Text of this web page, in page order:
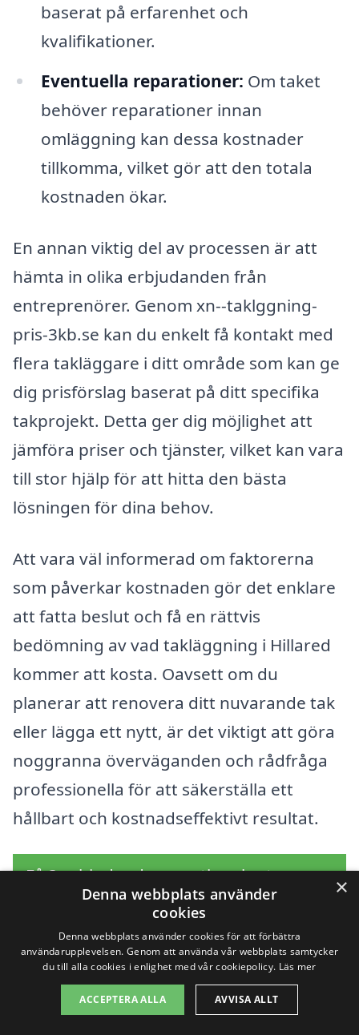
baserat på erfarenhet och
kvalifikationer.
Eventuella reparationer: Om taket
behöver reparationer innan
omläggning kan dessa kostnader
tillkomma, vilket gör att den totala
kostnaden ökar.
En annan viktig del av processen är att
hämta in olika erbjudanden från
entreprenörer. Genom xn--taklggning-
pris-3kb.se kan du enkelt få kontakt med
flera takläggare i ditt område som kan ge
dig prisförslag baserat på ditt specifika
takprojekt. Detta ger dig möjlighet att
jämföra priser och tjänster, vilket kan vara
till stor hjälp för att hitta den bästa
lösningen för dina behov.
Att vara väl informerad om faktorerna
som påverkar kostnaden gör det enklare
att fatta beslut och få en rättvis
bedömning av vad takläggning i Hillared
kommer att kosta. Oavsett om du
planerar att renovera ditt nuvarande tak
eller lägga ett nytt, är det viktigt att göra
noggranna överväganden och rådfråga
professionella för att säkerställa ett
hållbart och kostnadseffektivt resultat.
Få 3 erbjudanden, gratis och utan
förpliktelser
Sök efter en
×
Denna webbplats använder
cookies
Denna webbplats använder cookies för att förbättra
användarupplevelsen. Genom att använda vår webbplats samtycker
du till alla cookies i enlighet med vår cookiepolicy. Läs mer
ACCEPTERA ALLA AVVISA ALLT